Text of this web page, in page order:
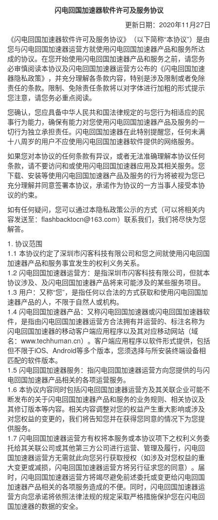
闪电回国加速器软件许可及服务协议
更新日期：2020年11月27日
《闪电回国加速器软件许可及服务协议》（以下简称“本协议”）是由
您与闪电回国加速器运营方就使用闪电回国加速器产品和服务所达
成的协议。在您开始使用闪电回国加速器产品和服务之前，请您务
必审慎阅读本协议及闪电回国加速器运营方公布的《闪电回国加速
器隐私政策》，并充分理解各条款内容，特别是涉及限制或者免除
责任的条款。限制、免除责任条款将以对字体进行加粗的形式提示
您注意，请您务必重点阅读。
您确认，您应具备中华人民共和国法律规定的与您行为相适应的民
事行为能力，确保有能力对您使用闪电回国加速器产品及服务的一
切行为独立承担责任。闪电回国加速器在此特别提醒您，任何未满
十八周岁的用户不应使用闪电回国加速器软件提供的网络服务。
如果您对本协议的任何条款有异议，或者无法准确理解本协议任何
条款，请不要访问和或使用闪电回国加速器应用及其相关服务。您
下载、安装等使用闪电回国加速器产品及服务的行为将被视为您已
充分理解并同意签署本协议，承诺作为协议的一方当事人接受本协
议的约束。
如有任何疑问，您可以通过本隐私政策公示的方式（可以将相关内
容发送至：flashbacktocn@163.com）联系我们，我们将尽快为您
解答。
1. 协议范围
1.1 本协议约定了深圳市闪客科技有限公司和您之间就使用闪电回国
加速器产品和服务事宜发生的权利义务关系。
1.2 闪电回国加速器运营方：是指深圳市闪客科技有限公司，但就本
协议涉及、及闪电回国加速器产品将来可能涉及的某些服务项目。
1.3 用户：又称“您”，是指任何以合法的方式获取和使用闪电回国加
速器产品的人，不限于自然人或机构。
1.4 闪电回国加速器产品：又称闪电回国加速器或闪电回国加速器软
件，是指由闪电回国加速器运营方合法拥有并运营的、标注名称为
闪电回国加速器的移动客户端应用程序以及其对应移动网站（域
名：www.techhuman.cn）。客户端应用程序以软件形式提供，包括
但不限于iOS、Android等多个版本，您须选择与所安装终端设备相
匹配的软件版本。
1.5 闪电回国加速器服务：指闪电回国加速器运营方向您提供的与闪
电回国加速器产品相关的各项运营服务。
1.6 本协议内容同时包括闪电回国加速器运营方及其关联企业可能不
断发布的关于闪电回国加速器产品和服务的业务规则、相关协议及
其修订版本等内容。相关内容调整对您的权益产生重大影响或涉及
对您权益的变更的，我们将告知您并在获得您同意的情况下为您提
供服务。
1.7 闪电回国加速器运营方有权将本服务或本协议项下之权利义务委
托给其关联公司或其他第三方公司进行运营、管理及履行，闪电回
国加速器运营方无需就此向您另行获取授权（如涉及对您权益的重
大变更或减损，闪电回国加速器运营方将另行征求您的同意）。届
时，闪电回国加速器运营方将竭尽避免前述委托或变更给闪电回国
加速器产品相关的各项服务造成的不便。同时，闪电回国加速器运
营方向您承诺将依照法律法规的规定采取严格措施保护您在闪电回
国加速器的数据的安全。